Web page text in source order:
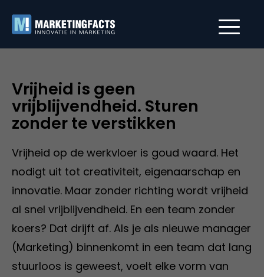
Vrijheid is geen
vrijblijvendheid. Sturen
zonder te verstikken
Vrijheid op de werkvloer is goud waard. Het
nodigt uit tot creativiteit, eigenaarschap en
innovatie. Maar zonder richting wordt vrijheid
al snel vrijblijvendheid. En een team zonder
koers? Dat drijft af. Als je als nieuwe manager
(Marketing) binnenkomt in een team dat lang
stuurloos is geweest, voelt elke vorm van